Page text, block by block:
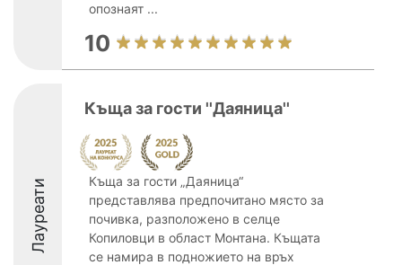
опознаят ...
10
Лауреати
Къща за гости ''Даяница''
Къща за гости „Даяница“
представлява предпочитано място за
почивка, разположено в селце
Копиловци в област Монтана. Къщата
се намира в подножието на връх